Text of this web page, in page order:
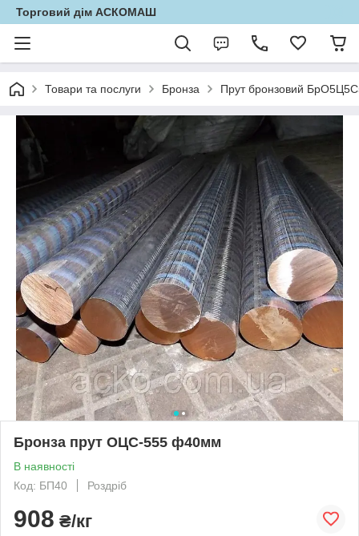
Торговий дім АСКОМАШ
Товари та послуги Бронза Прут бронзовий
Бронза прут ОЦС-555 ф40мм
В наявності
Код: БП40
Роздріб
908 ₴/кг